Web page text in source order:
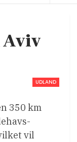
Aviv
UDLAND
350 km
vil